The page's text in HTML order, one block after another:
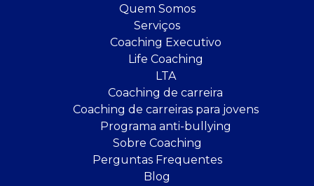
Quem Somos
Serviços
Coaching Executivo
Life Coaching
LTA
Coaching de carreira
Coaching de carreiras para jovens
Programa anti-bullying
Sobre Coaching
Perguntas Frequentes
Blog